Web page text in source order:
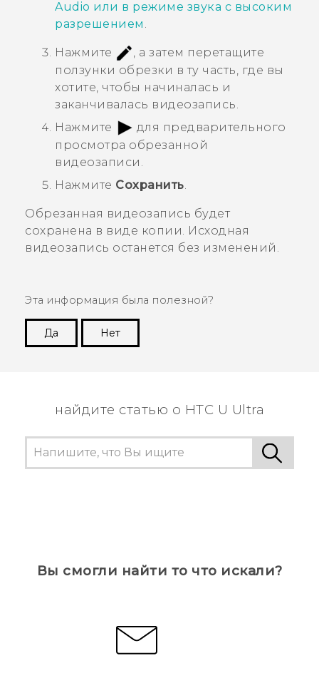
Audio или в режиме звука с высоким
разрешением
Нажмите
, а затем перетащите
ползунки обрезки в ту часть, где вы
хотите, чтобы начиналась и
заканчивалась видеозапись.
Нажмите
для предварительного
просмотра обрезанной
видеозаписи.
Нажмите Сохранить.
Обрезанная видеозапись будет
сохранена в виде копии. Исходная
видеозапись останется без изменений.
Эта информация была полезной?
Да
Нет
найдите статью о HTC U Ultra
Вы смогли найти то что искали?